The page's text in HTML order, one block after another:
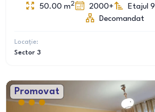
50.00 m2 2000+ Etajul 9
Decomandat
Locație:
Sector 3
Promovat